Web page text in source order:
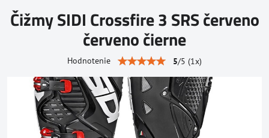
Čižmy SIDI Crossfire 3 SRS červeno
červeno čierne
Hodnotenie 5/5 (1x)